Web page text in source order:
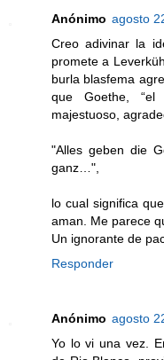
Anónimo agosto
Creo adivinar la
promete a
burla blasfema
que Goethe,
majestuoso,
"Alles geben die
ganz…",
lo cual significa
aman. Me parece
Un ignorante de
Responder
Anónimo agosto
Yo lo vi una vez.